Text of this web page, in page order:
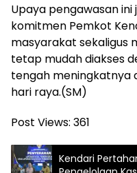
Upaya pengawasan
komitmen Pemkot
masyarakat sekaligus
tetap mudah diakses
tengah meningkatnya
hari raya.(SM)
Post Views: 361
Kendari